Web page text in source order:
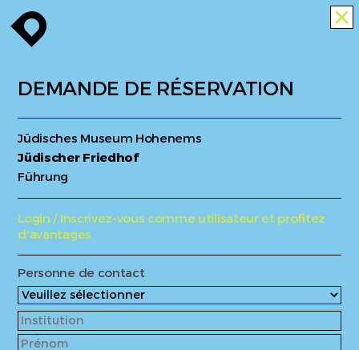
enroute close
DEMANDE DE RÉSERVATION
Jüdisches Museum Hohenems
Jüdischer Friedhof
Führung
Login / Inscrivez-vous comme utilisateur et profitez
d'avantages
Personne de contact